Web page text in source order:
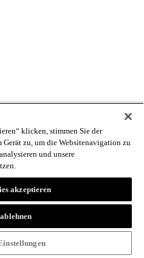
klicken, stimmen Sie der
zu, um die Websitenavigation zu
und unsere
akzeptieren